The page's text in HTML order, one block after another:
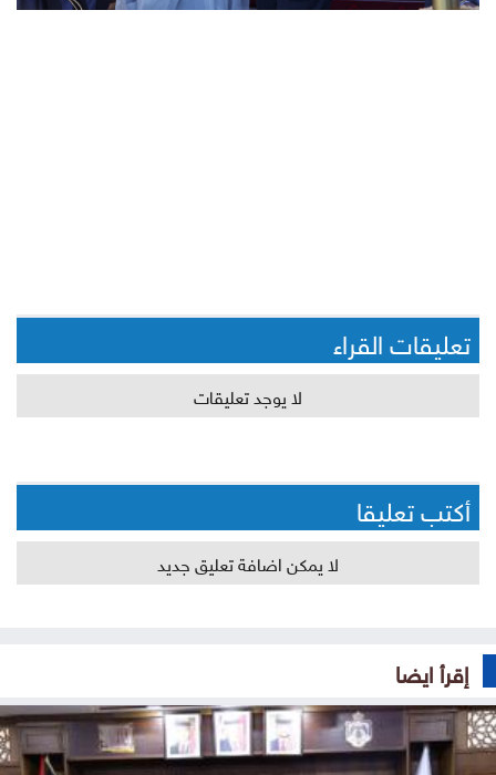
تعليقات القراء
لا يوجد تعليقات
أكتب تعليقا
لا يمكن اضافة تعليق جديد
إقرأ ايضا